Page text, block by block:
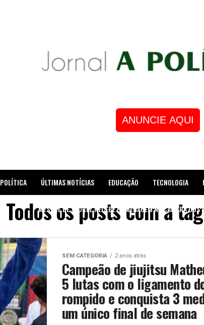
ANUNCIE AQUI
POLÍTICA ÚLTIMAS NOTÍCIAS EDUCAÇÃO TECNOLOGIA
MESTRE DE XADREZ RECEBE HOMENAGEM NA CÂMARA DOS
Todos os posts com a
SEM CATEGORIA 2 anos atrás
Campeão de jiujitsu
5 lutas com o ligamento
rompido e conquista 3
um único final de semana